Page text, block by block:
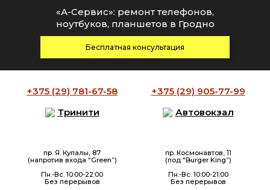
+375 (29) 781-67-58 +375 (29) 905-77-99
Тринити
пр. Я. Купалы, 87
(напротив входа “Green”)
Пн.-Вс. 10:00-22:00
Без перерывов
Автовокзал
пр. Космонавтов, 11
(под “Burger King”)
Пн.-Вс. 10:00-21:00
Без перерывов
«А-Сервис»: ремонт телефонов,
ноутбуков, планшетов в Гродно
Бесплатная консультация